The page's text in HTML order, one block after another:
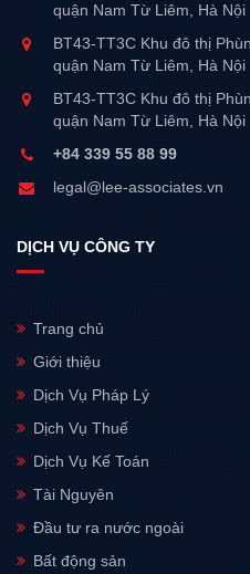
quận Nam Từ Liêm, Hà Nội
BT43-TT3C Khu đô thị
quận Nam Từ Liêm, Hà Nội
BT43-TT3C Khu đô thị
quận Nam Từ Liêm, Hà Nội
+84 339 55 88 99
legal@lee-associates.vn
DỊCH VỤ CÔNG TY
Trang chủ
Giới thiệu
Dịch Vụ Pháp Lý
Dịch Vụ Thuế
Dịch Vụ Kế Toán
Tài Nguyên
Đầu tư ra nước ngoài
Bất động sản